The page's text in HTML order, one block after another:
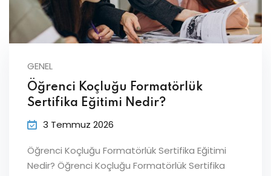
GENEL
Öğrenci Koçluğu Formatörlük
Sertifika Eğitimi Nedir?
3 Temmuz 2026
Öğrenci Koçluğu Formatörlük Sertifika Eğitimi
Nedir? Öğrenci Koçluğu Formatörlük Sertifika